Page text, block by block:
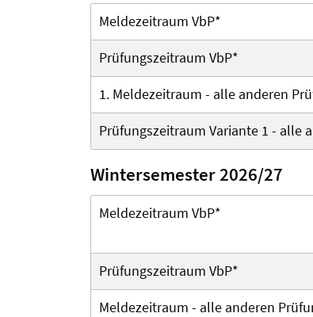
Meldezeitraum VbP*
Prüfungszeitraum VbP*
1. Meldezeitraum - alle anderen
Prüfungszeitraum Variante 1 - alle
Wintersemester 2026/27
Meldezeitraum VbP*
Prüfungszeitraum VbP*
Meldezeitraum - alle anderen